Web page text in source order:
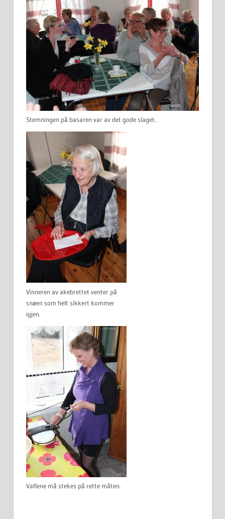
Stemningen på basaren var av det gode slaget.
Vinneren av akebrettet venter på
snøen som helt sikkert kommer
igjen.
Vaflene må stekes på rette måten.